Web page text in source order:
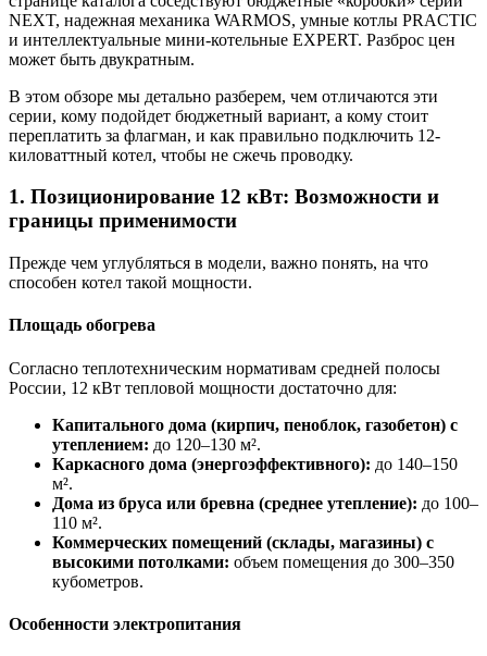
NEXT, надежная механика WARMOS, умные котлы PRACTIC
и интеллектуальные мини-котельные EXPERT. Разброс цен
может быть двукратным.
В этом обзоре мы детально разберем, чем отличаются эти
серии, кому подойдет бюджетный вариант, а кому стоит
переплатить за флагман, и как правильно подключить 12-
киловаттный котел, чтобы не сжечь проводку.
1. Позиционирование 12 кВт: Возможности и
границы применимости
Прежде чем углубляться в модели, важно понять, на что
способен котел такой мощности.
Площадь обогрева
Согласно теплотехническим нормативам средней полосы
России, 12 кВт тепловой мощности достаточно для:
Капитального дома (кирпич, пеноблок, газобетон) с
утеплением: до 120–130 м².
Каркасного дома (энергоэффективного): до 140–150
м².
Дома из бруса или бревна (среднее утепление): до 100–
110 м².
Коммерческих помещений (склады, магазины) с
высокими потолками: объем помещения до 300–350
кубометров.
Особенности электропитания